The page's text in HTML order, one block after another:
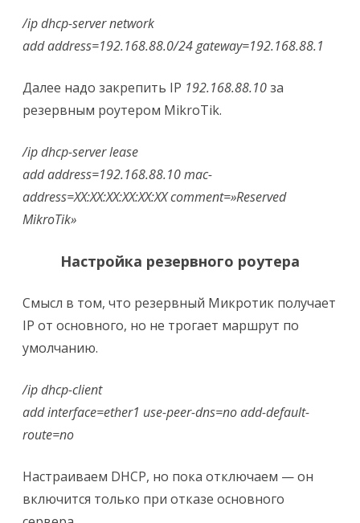
/ip dhcp-server network
add address=192.168.88.0/24 gateway=192.168.88.1
Далее надо закрепить IP 192.168.88.10за
резервным роутером MikroTik.
/ip dhcp-server lease
add address=192.168.88.10 mac-
address=XX:XX:XX:XX:XX:XX comment=»Reserved
MikroTik»
Настройка резервного роутера
Смысл в том, что резервный Микротик получает
IP от основного, но не трогает маршрут по
умолчанию.
/ip dhcp-client
add interface=ether1 use-peer-dns=no add-default-
route=no
Настраиваем DHCP, но пока отключаем — он
включится только при отказе основного